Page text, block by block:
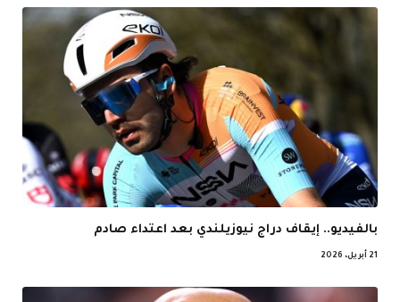
بالفيديو.. إيقاف دراج نيوزيلندي بعد اعتداء صادم
21 أبريل، 2026